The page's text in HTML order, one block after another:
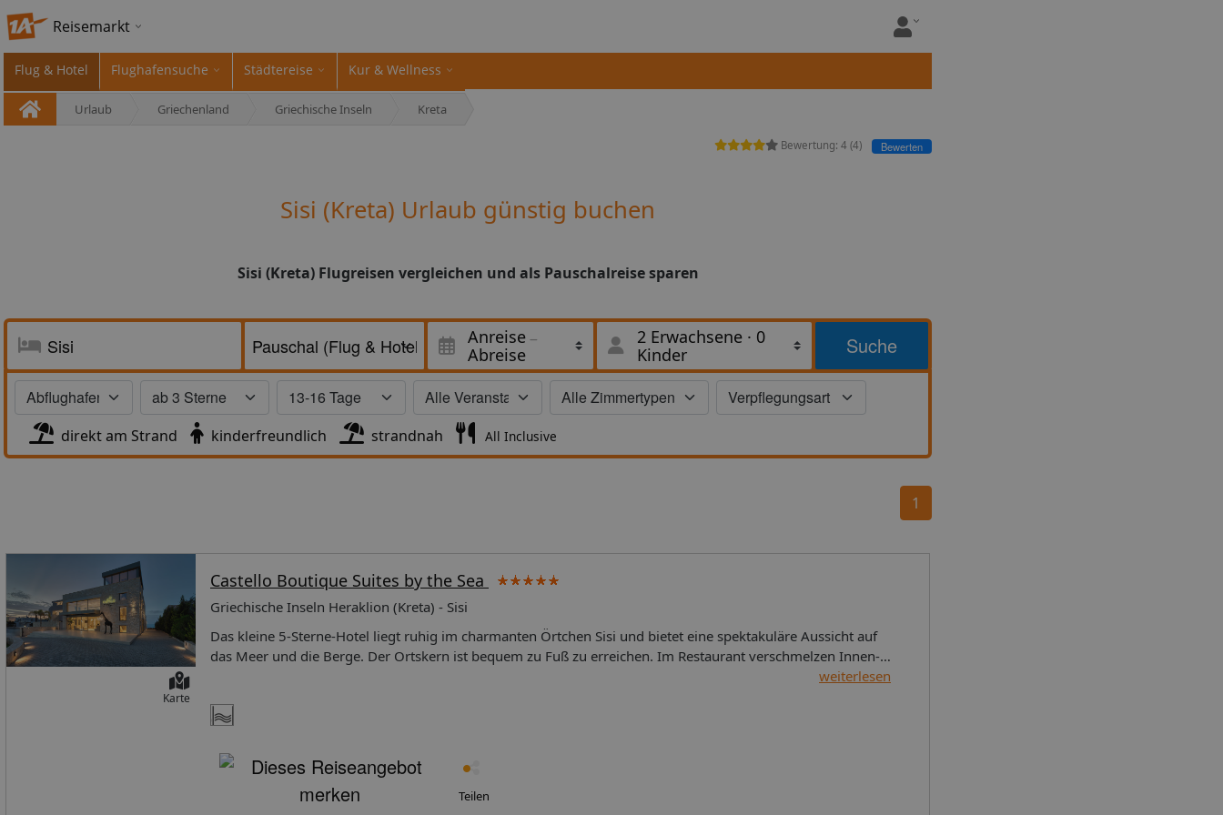
Reisemarkt
Flug & Hotel Flughafensuche Städtereise Kur & Wellness
Urlaub Griechenland Griechische Inseln Kreta
Bewertung: 4 (4) Bewerten
Sisi (Kreta) Urlaub günstig buchen
Sisi (Kreta) Flugreisen vergleichen und als Pauschalreise sparen
Anreise
Abreise
2 Erwachsene · 0
Kinder
Suche
direkt am Strand kinderfreundlich strandnah All Inclusive
Karte
Castello Boutique Suites by the Sea
Griechische Inseln Heraklion (Kreta) - Sisi
Das kleine 5-Sterne-Hotel liegt ruhig im charmanten Örtchen Sisi und bietet eine spektakuläre Aussicht auf
das Meer und die Berge. Der Ortskern ist bequem zu Fuß zu erreichen. Im Restaurant verschmelzen Innen-
Heraklion (HER) ca. 40 kmnach Heraklion ca. 42 km, nach Agios Nikolaos ca. 24 kmzu
Gebäude mit zahlreichen StufenRezeption (24 Stunden), Lift, WLAN (High Speed, im gesamten Hotel
inklusive)Restaurant mit Terrasse (griechische und internationale Küche), BarBusiness-Center, Raum für
VeranstaltungenWäsche- und Bügelservice (gegen Gebühr) STRAND & POOLöffentlicher Sandstrand oder
weiterlesen
Teilen
1